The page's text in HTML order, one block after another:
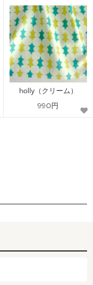
holly（クリーム）
990円